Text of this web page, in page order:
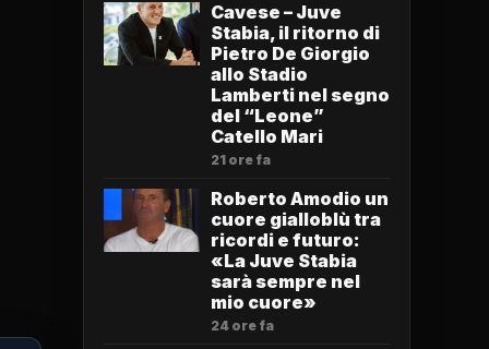
Cavese – Juve
Stabia, il ritorno di
Pietro De Giorgio
allo Stadio
Lamberti nel segno
del “Leone”
Catello Mari
21 ore fa
Roberto Amodio un
cuore gialloblù tra
ricordi e futuro:
«La Juve Stabia
sarà sempre nel
mio cuore»
24 ore fa